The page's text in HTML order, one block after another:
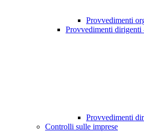
Provvedimenti
Provvedimenti dirigenti
Provvedimenti
Controlli sulle imprese